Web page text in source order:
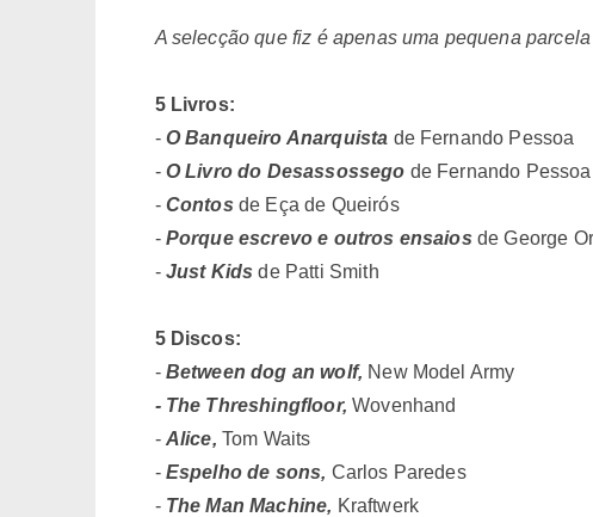
A selecção que fiz é apenas uma pequena
5 Livros:
- O Banqueiro Anarquista de Fernando Pessoa
- O Livro do Desassossego de Fernando Pessoa
- Contos de Eça de Queirós
- Porque escrevo e outros ensaios de George
- Just Kids de Patti Smith
5 Discos:
- Between dog an wolf, New Model Army
- The Threshingfloor, Wovenhand
- Alice, Tom Waits
- Espelho de sons, Carlos Paredes
- The Man Machine, Kraftwerk